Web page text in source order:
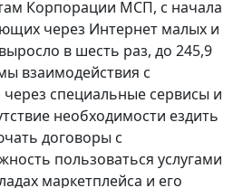
Корпорации МСП, с начала
через Интернет малых и
в шесть раз, до 245,9
взаимодействия с
специальные сервисы и
необходимости ездить
договоры с
пользоваться услугами
маркетплейса и его